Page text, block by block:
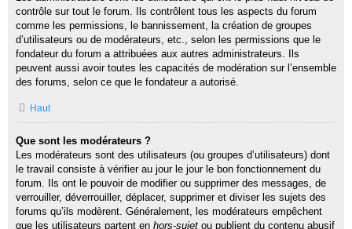
contrôle sur tout le forum. Ils contrôlent tous les aspects du forum
comme les permissions, le bannissement, la création de groupes
d’utilisateurs ou de modérateurs, etc., selon les permissions que le
fondateur du forum a attribuées aux autres administrateurs. Ils
peuvent aussi avoir toutes les capacités de modération sur l’ensemble
des forums, selon ce que le fondateur a autorisé.
Haut
Que sont les modérateurs ?
Les modérateurs sont des utilisateurs (ou groupes d’utilisateurs) dont
le travail consiste à vérifier au jour le jour le bon fonctionnement du
forum. Ils ont le pouvoir de modifier ou supprimer des messages, de
verrouiller, déverrouiller, déplacer, supprimer et diviser les sujets des
forums qu’ils modèrent. Généralement, les modérateurs empêchent
que les utilisateurs partent en hors-sujet ou publient du contenu abusif